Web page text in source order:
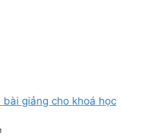
bài giảng cho khoá học